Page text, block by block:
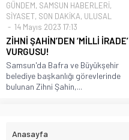
GÜNDEM, SAMSUN HABERLERİ,
SİYASET, SON DAKİKA, ULUSAL
14 Mayıs 2023 17:13
ZİHNİ ŞAHİN’DEN ‘MİLLİ İRADE’
VURGUSU!
Samsun'da Bafra ve Büyükşehir
belediye başkanlığı görevlerinde
bulunan Zihni Şahin,...
Anasayfa